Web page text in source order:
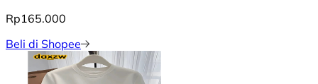
Rp165.000
Beli di Shopee